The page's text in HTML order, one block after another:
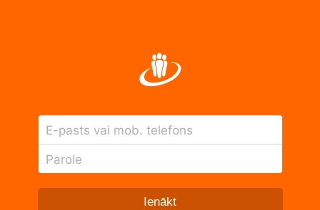
E-pasts vai mob. telefons
Parole
Ienākt